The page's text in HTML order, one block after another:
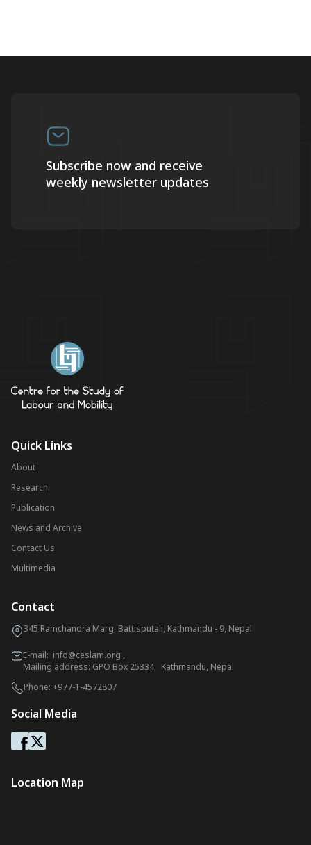
Subscribe now and receive
weekly newsletter updates
Quick Links
About
Research
Publication
News and Archive
Contact Us
Multimedia
Contact
345 Ramchandra Marg, Battisputali, Kathmandu - 9, Nepal
E-mail: info@ceslam.org ,
Mailing address: GPO Box 25334, Kathmandu, Nepal
Phone: +977-1-4572807
Social Media
Location Map